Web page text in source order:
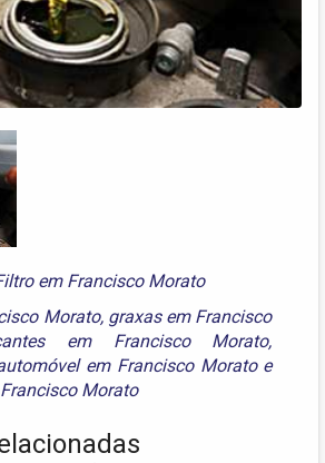
em Francisco Morato
Morato, graxas em Francisco
em Francisco Morato,
em Francisco Moratoe
Morato